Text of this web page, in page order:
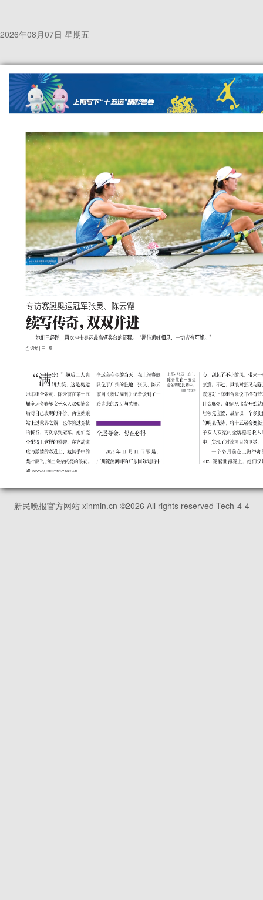
2026年08月07日 星期五
新民晚报官方网站 xinmin.cn ©2026 All rights reserved Tech-4-4